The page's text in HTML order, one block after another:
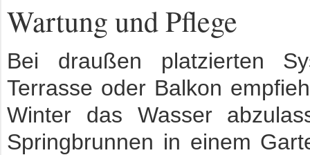
Wartung und Pflege
Bei draußen platzierten
Terrasse oder Balkon
Winter das Wasser
Springbrunnen in einem